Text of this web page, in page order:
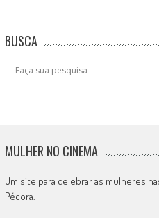
BUSCA
MULHER NO CINEMA
Um site para celebrar as mulheres
Pécora.